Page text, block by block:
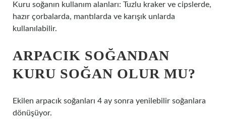
Kuru soğanın kullanım alanları: Tuzlu kraker ve cipslerde,
hazır çorbalarda, mantılarda ve karışık unlarda
kullanılabilir.
ARPACIK SOĞANDAN
KURU SOĞAN OLUR MU?
Ekilen arpacık soğanları 4 ay sonra yenilebilir soğanlara
dönüşüyor.